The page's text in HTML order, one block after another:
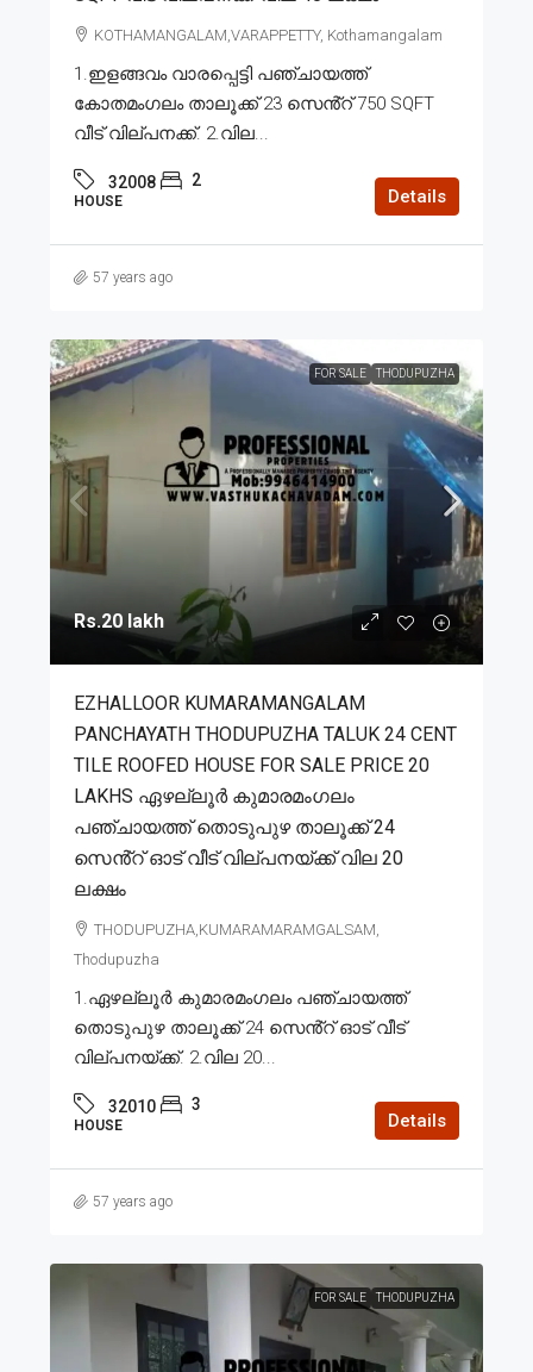
KOTHAMANGALAM,VARAPPETTY, Kothamangalam
1.ഇളങ്ങവം വാരപ്പെട്ടി പഞ്ചായത്ത്
കോതമംഗലം താലൂക്ക് 23 സെൻ്റ് 750 SQFT
വീട് വില്പനക്ക്. 2.വില...
32008 2
HOUSE Details
57 years ago
FOR SALE THODUPUZHA
Rs.20 lakh
EZHALLOOR KUMARAMANGALAM
PANCHAYATH THODUPUZHA TALUK 24 CENT
TILE ROOFED HOUSE FOR SALE PRICE 20
LAKHS ഏഴല്ലൂർ കുമാരമംഗലം
പഞ്ചായത്ത് തൊടുപുഴ താലൂക്ക് 24
സെൻ്റ് ഓട് വീട് വില്പനയ്ക്ക് വില 20
ലക്ഷം
THODUPUZHA,KUMARAMARAMGALSAM,
Thodupuzha
1.ഏഴല്ലൂർ കുമാരമംഗലം പഞ്ചായത്ത്
തൊടുപുഴ താലൂക്ക് 24 സെൻ്റ് ഓട് വീട്
വില്പനയ്ക്ക്. 2.വില 20...
32010 3
HOUSE Details
57 years ago
FOR SALE THODUPUZHA